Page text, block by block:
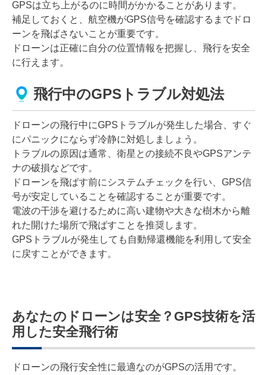
GPSは立ち上がるのに時間がかかることがあります。
補足しておくと、航空機がGPS信号を確認するまでドロ
ーンを飛ばさないことが重要です。
ドローンは正確に自分の位置情報を把握し、飛行を安全
に行えます。
飛行中のGPSトラブル対処法
ドローンの飛行中にGPSトラブルが発生した場合、すぐ
にパニックにならず冷静に対処しましょう。
トラブルの原因は通常、衛星との接続不良やGPSアンテ
ナの破損などです。
ドローンを飛ばす前にシステムチェックを行い、GPS信
号が安定していることを確認することが重要です。
電波の干渉を避けるために高い建物や大きな樹木から離
れた開けた場所で飛ばすことを推奨します。
GPSトラブルが発生しても自動帰還機能を利用して安全
に戻すことができます。
あなたのドローンは安全？GPS技術を活
用した安全飛行術
ドローンの飛行安全性に最適なのがGPSの活用です。